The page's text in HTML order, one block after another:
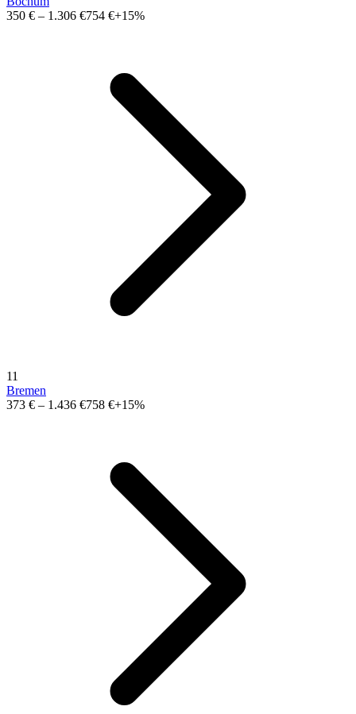
350 € – 1.306 €754 €+15%
11
Bremen
373 € – 1.436 €758 €+15%